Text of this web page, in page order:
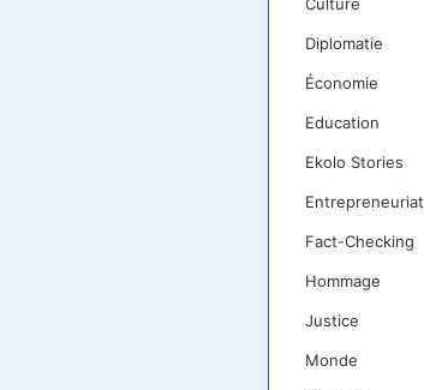
Diplomatie
Économie
Education
Ekolo Stories
Entrepreneuriat
Fact-Checking
Hommage
Justice
Monde